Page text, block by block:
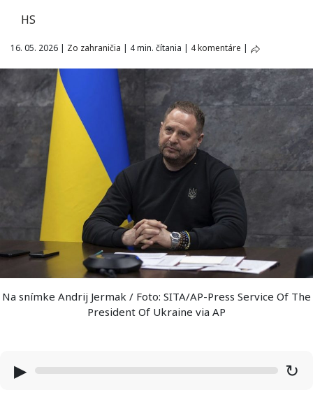
HS
16. 05. 2026 | Zo zahraničia | 4 min. čítania | 4 komentáre |
Na snímke Andrij Jermak / Foto: SITA/AP-Press Service Of The
President Of Ukraine via AP
▶ ↻